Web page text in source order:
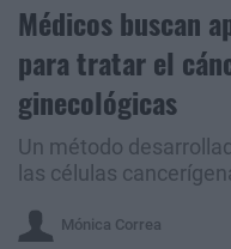
Médicos buscan
para tratar el
ginecológicas
Un método
las células
Mónica Correa